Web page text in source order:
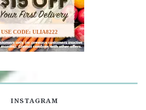
USE CODE: ULIA8222
INSTAGRAM